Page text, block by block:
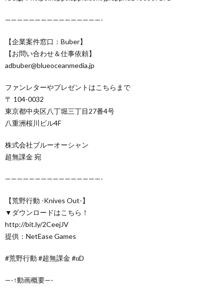
————————————————-
【企業案件窓口：Buber】
【お問い合わせ＆仕事依頼】
adbuber@blueoceanmedia.jp
ファンレターやプレゼントはこちらまで
〒 104-0032
東京都中央区八丁堀三丁目27番4号
八重洲桜川ビル4F
株式会社ブルーオーシャン
超無課金 宛
————————————————-
【荒野行動 -Knives Out-】
▼ダウンロードはこちら！
http://bit.ly/2CeejJV
提供：NetEase Games
#荒野行動 #超無課金 #αD
—-↑動画概要—-